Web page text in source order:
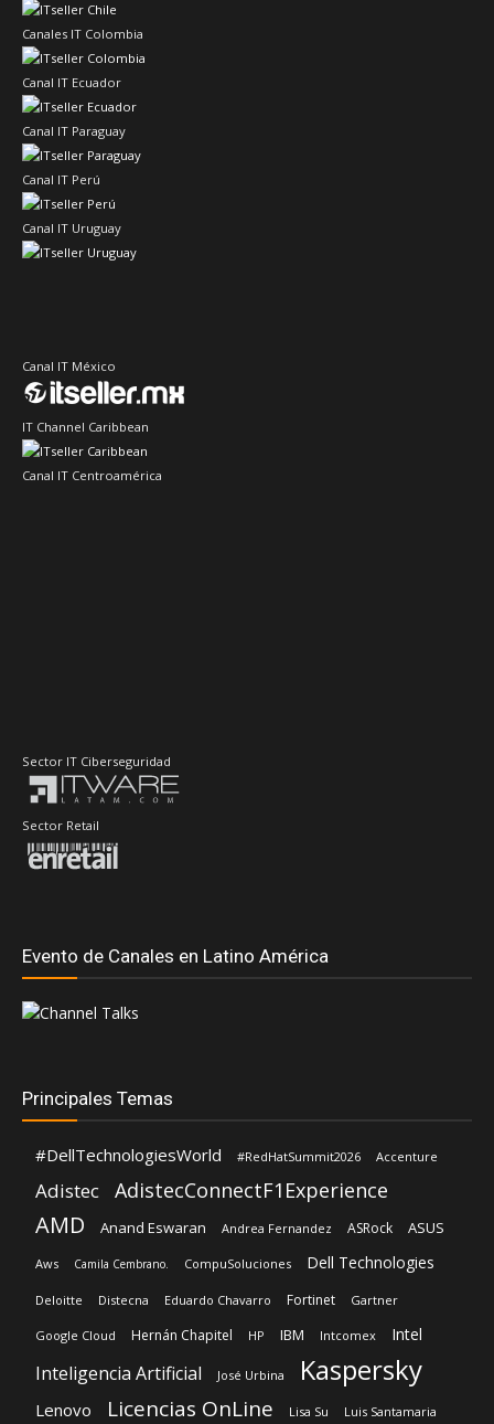
Canales IT Colombia
Canal IT Ecuador
Canal IT Paraguay
Canal IT Perú
Canal IT Uruguay
Canal IT México
IT Channel Caribbean
Canal IT Centroamérica
Sector IT Ciberseguridad
Sector Retail
Evento de Canales en Latino América
Principales Temas
#DellTechnologiesWorld #RedHatSummit2026 Accenture
Adistec AdistecConnectF1Experience
AMD Anand Eswaran Andrea Fernandez ASRock ASUS
Aws Camila Cembrano. CompuSoluciones Dell Technologies
Deloitte Distecna Eduardo Chavarro Fortinet Gartner
Google Cloud Hernán Chapitel HP IBM Intcomex Intel
Inteligencia Artificial José Urbina Kaspersky
Lenovo Licencias OnLine Lisa Su Luis Santamaria